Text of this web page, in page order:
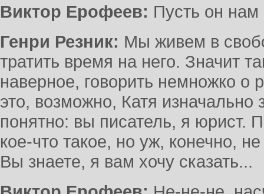
Виктор Ерофеев: Пусть он нам
Генри Резник: Мы живем в
тратить время на него. Значит
наверное, говорить немножко
это, возможно, Катя изначально
понятно: вы писатель, я юрист.
кое-что такое, но уж, конечно,
Вы знаете, я вам хочу сказать...